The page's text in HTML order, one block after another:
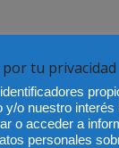
tu privacidad
o nuestro interés
o acceder a
personales